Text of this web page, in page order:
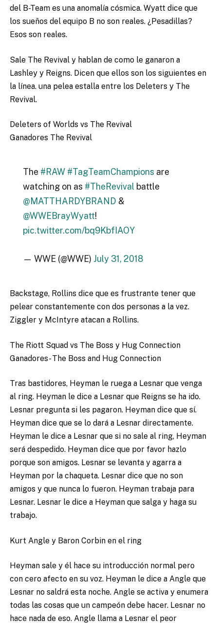
del B-Team es una anomalía cósmica. Wyatt dice que
los sueños del equipo B no son reales. ¿Pesadillas?
Esos son reales.
Sale The Revival y hablan de como le ganaron a
Lashley y Reigns. Dicen que ellos son los siguientes en
la línea. una pelea estalla entre los Deleters y The
Revival.
Deleters of Worlds vs The Revival
Ganadores The Revival
The #RAW #TagTeamChampions are
watching on as #TheRevival battle
@MATTHARDYBRAND &
@WWEBrayWyatt!
pic.twitter.com/bq9KbfIAOY
— WWE (@WWE) July 31, 2018
Backstage, Rollins dice que es frustrante tener que
pelear constantemente con dos personas a la vez.
Ziggler y McIntyre atacan a Rollins.
The Riott Squad vs The Boss y Hug Connection
Ganadores- The Boss and Hug Connection
Tras bastidores, Heyman le ruega a Lesnar que venga
al ring. Heyman le dice a Lesnar que Reigns se ha ido.
Lesnar pregunta si les pagaron. Heyman dice que sí.
Heyman dice que se lo dará a Lesnar directamente.
Heyman le dice a Lesnar que si no sale al ring, Heyman
será despedido. Heyman dice que por favor hazlo
porque son amigos. Lesnar se levanta y agarra a
Heyman por la chaqueta. Lesnar dice que no son
amigos y que nunca lo fueron. Heyman trabaja para
Lesnar. Lesnar le dice a Heyman que salga y haga su
trabajo.
Kurt Angle y Baron Corbin en el ring
Heyman sale y él hace su introducción normal pero
con cero afecto en su voz. Heyman le dice a Angle que
Lesnar no saldrá esta noche. Angle se activa y enumera
todas las cosas que un campeón debe hacer. Lesnar no
hace nada de eso. Angle llama a Lesnar el peor